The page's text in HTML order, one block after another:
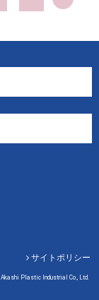
サイトポリシー
Akashi Plastic Industrial Co., Ltd.